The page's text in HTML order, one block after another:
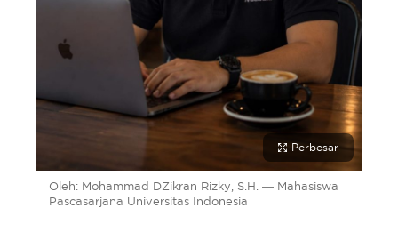
Perbesar
Oleh: Mohammad DZikran Rizky, S.H. — Mahasiswa
Pascasarjana Universitas Indonesia